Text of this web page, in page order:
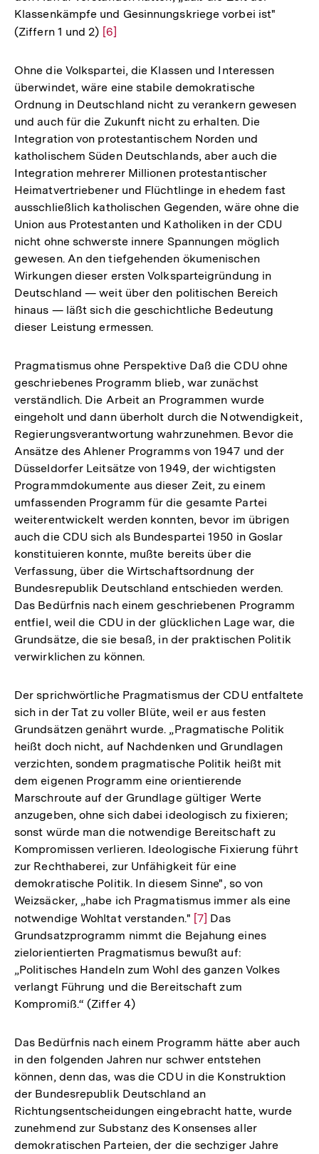
Klassenkämpfe und Gesinnungskriege vorbei ist"
(Ziffern 1 und 2) Zur
der
Fußnote
[6]
Ohne die Volkspartei, die Klassen und Interessen
überwindet, wäre eine stabile demokratische
Ordnung in Deutschland nicht zu verankern gewesen
und auch für die Zukunft nicht zu erhalten. Die
Integration von protestantischem Norden und
katholischem Süden Deutschlands, aber auch die
Integration mehrerer Millionen protestantischer
Heimatvertriebener und Flüchtlinge in ehedem fast
ausschließlich katholischen Gegenden, wäre ohne die
Union aus Protestanten und Katholiken in der CDU
nicht ohne schwerste innere Spannungen möglich
gewesen. An den tiefgehenden ökumenischen
Wirkungen dieser ersten Volksparteigründung in
Deutschland — weit über den politischen Bereich
hinaus — läßt sich die geschichtliche Bedeutung
dieser Leistung ermessen.
Pragmatismus ohne Perspektive Daß die CDU ohne
geschriebenes Programm blieb, war zunächst
verständlich. Die Arbeit an Programmen wurde
eingeholt und dann überholt durch die Notwendigkeit,
Regierungsverantwortung wahrzunehmen. Bevor die
Ansätze des Ahlener Programms von 1947 und der
Düsseldorfer Leitsätze von 1949, der wichtigsten
Programmdokumente aus dieser Zeit, zu einem
umfassenden Programm für die gesamte Partei
weiterentwickelt werden konnten, bevor im übrigen
auch die CDU sich als Bundespartei 1950 in Goslar
konstituieren konnte, mußte bereits über die
Verfassung, über die Wirtschaftsordnung der
Bundesrepublik Deutschland entschieden werden.
Das Bedürfnis nach einem geschriebenen Programm
entfiel, weil die CDU in der glücklichen Lage war, die
Grundsätze, die sie besaß, in der praktischen Politik
verwirklichen zu können.
Der sprichwörtliche Pragmatismus der CDU entfaltete
sich in der Tat zu voller Blüte, weil er aus festen
Grundsätzen genährt wurde. „Pragmatische Politik
heißt doch nicht, auf Nachdenken und Grundlagen
verzichten, sondem pragmatische Politik heißt mit
dem eigenen Programm eine orientierende
Marschroute auf der Grundlage gültiger Werte
anzugeben, ohne sich dabei ideologisch zu fixieren;
sonst würde man die notwendige Bereitschaft zu
Kompromissen verlieren. Ideologische Fixierung führt
zur Rechthaberei, zur Unfähigkeit für eine
demokratische Politik. In diesem Sinne", so von
Weizsäcker, „habe ich Pragmatismus immer als eine
notwendige Wohltat verstanden." Zur
Auflösung
der
Fußnote
[7] Das
Grundsatzprogramm nimmt die Bejahung eines
zielorientierten Pragmatismus bewußt auf:
„Politisches Handeln zum Wohl des ganzen Volkes
verlangt Führung und die Bereitschaft zum
Kompromiß.“ (Ziffer 4)
Das Bedürfnis nach einem Programm hätte aber auch
in den folgenden Jahren nur schwer entstehen
können, denn das, was die CDU in die Konstruktion
der Bundesrepublik Deutschland an
Richtungsentscheidungen eingebracht hatte, wurde
zunehmend zur Substanz des Konsenses aller
demokratischen Parteien, der die sechziger Jahre